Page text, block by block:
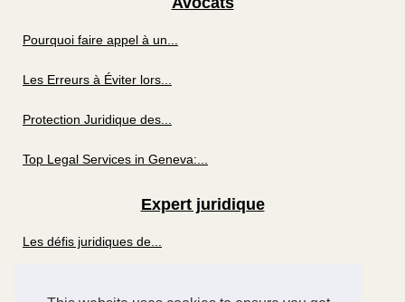
Pourquoi faire appel à un...
Les Erreurs à Éviter lors...
Protection Juridique des...
Top Legal Services in Geneva:...
Expert juridique
Les défis juridiques de...